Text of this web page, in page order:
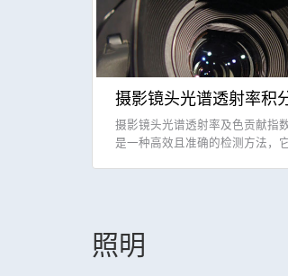
摄影镜头光谱透射率积
摄影镜头光谱透射率及色贡献指
是一种高效且准确的检测方法，
照明